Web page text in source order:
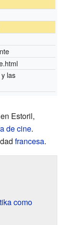
las
Estoril,
de cine.
francesa.
como